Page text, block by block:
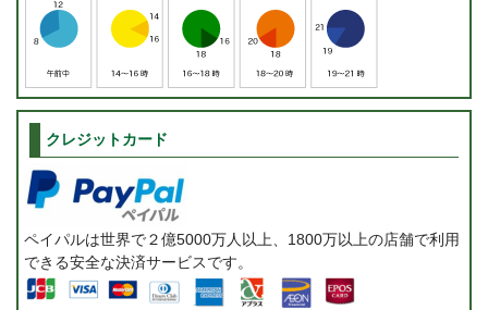
クレジットカード
ペイパルは世界で２億5000万人以上、1800万以上の店舗で利用
できる安全な決済サービスです。